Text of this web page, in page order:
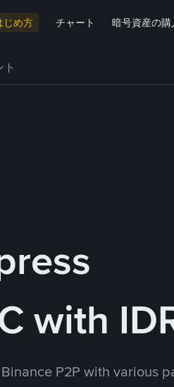
じめ方 チャート 暗号資産の購
with
P2P with various